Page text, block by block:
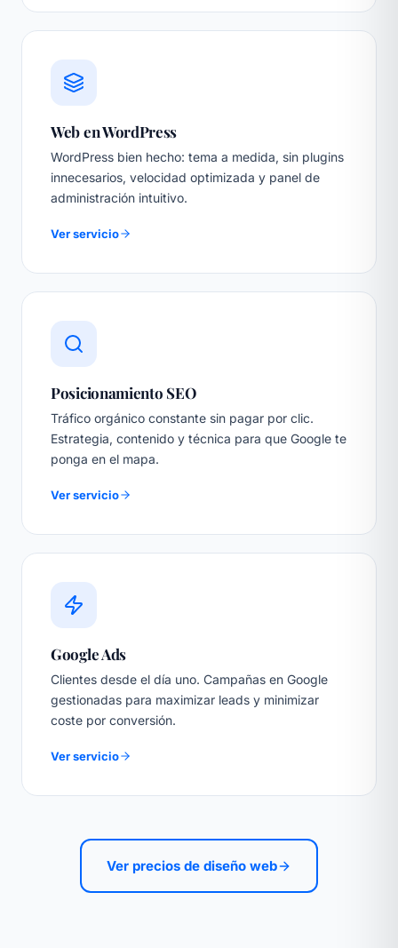
Web en WordPress
WordPress bien hecho: tema a medida, sin plugins
innecesarios, velocidad optimizada y panel de
administración intuitivo.
Ver servicio
Posicionamiento SEO
Tráfico orgánico constante sin pagar por clic.
Estrategia, contenido y técnica para que Google te
ponga en el mapa.
Ver servicio
Google Ads
Clientes desde el día uno. Campañas en Google
gestionadas para maximizar leads y minimizar
coste por conversión.
Ver servicio
Ver precios de diseño web